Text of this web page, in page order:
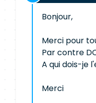
Bonjour,
Merci pour
Par contre
A qui dois-je
Merci